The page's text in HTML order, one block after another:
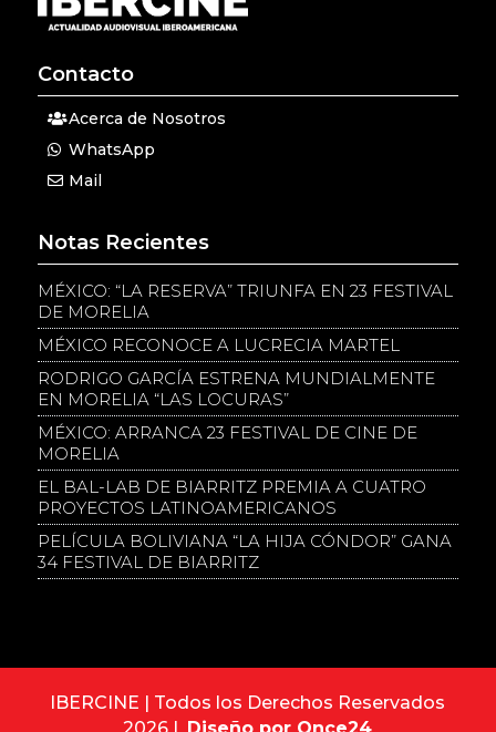
Contacto
Acerca de Nosotros
WhatsApp
Mail
Notas Recientes
MÉXICO: “LA RESERVA” TRIUNFA EN 23 FESTIVAL
DE MORELIA
MÉXICO RECONOCE A LUCRECIA MARTEL
RODRIGO GARCÍA ESTRENA MUNDIALMENTE
EN MORELIA “LAS LOCURAS”
MÉXICO: ARRANCA 23 FESTIVAL DE CINE DE
MORELIA
EL BAL-LAB DE BIARRITZ PREMIA A CUATRO
PROYECTOS LATINOAMERICANOS
PELÍCULA BOLIVIANA “LA HIJA CÓNDOR” GANA
34 FESTIVAL DE BIARRITZ
IBERCINE | Todos los Derechos Reservados
2026 | Diseño por Once24